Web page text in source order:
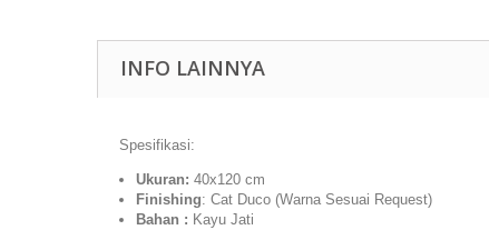
INFO LAINNYA
Spesifikasi:
Ukuran: 40x120 cm
Finishing: Cat Duco (Warna Sesuai Request)
Bahan : Kayu Jati